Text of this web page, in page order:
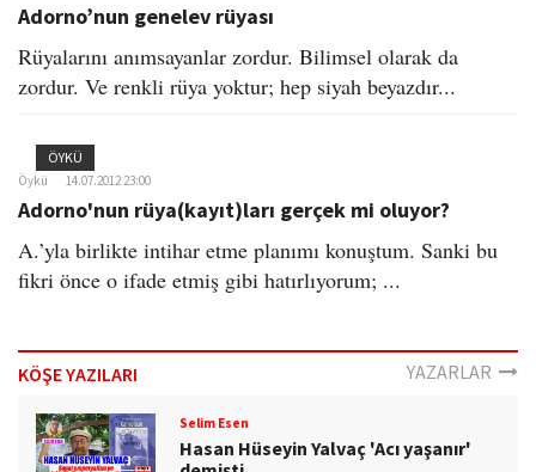
Adorno’nun genelev rüyası
Rüyalarını anımsayanlar zordur. Bilimsel olarak da
zordur. Ve renkli rüya yoktur; hep siyah beyazdır...
ÖYKÜ
Öykü 14.07.2012 23:00
Adorno'nun rüya(kayıt)ları gerçek mi oluyor?
A.’yla birlikte intihar etme planımı konuştum. Sanki bu
fikri önce o ifade etmiş gibi hatırlıyorum; ...
KÖŞE YAZILARI YAZARLAR
Selim Esen
Hasan Hüseyin Yalvaç 'Acı yaşanır'